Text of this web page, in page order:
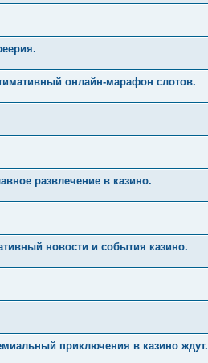
онлайн-марафон слотов.
развлечение в казино.
новости и события казино.
приключения в казино ждут.